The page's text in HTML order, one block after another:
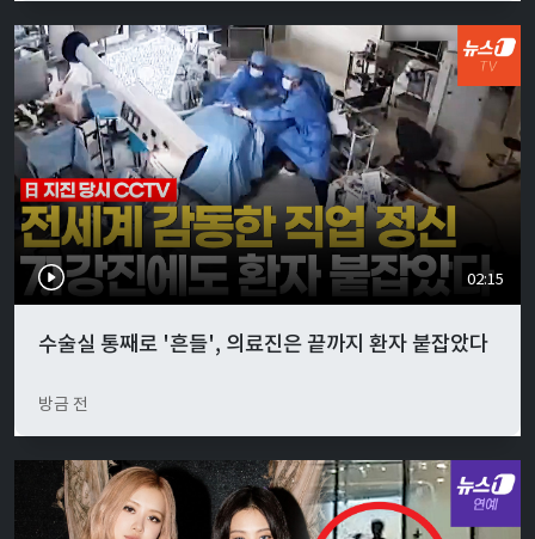
02:15
수술실 통째로 '흔들', 의료진은 끝까지 환자 붙잡았다
방금 전